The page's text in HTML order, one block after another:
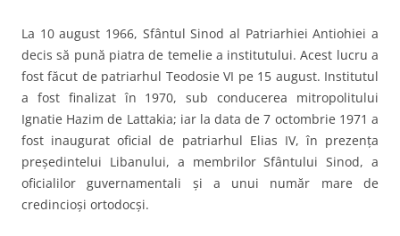
La 10 august 1966, Sfântul Sinod al Patriarhiei Antiohiei a
decis să pună piatra de temelie a institutului. Acest lucru a
fost făcut de patriarhul Teodosie VI pe 15 august. Institutul
a fost finalizat în 1970, sub conducerea mitropolitului
Ignatie Hazim de Lattakia; iar la data de 7 octombrie 1971 a
fost inaugurat oficial de patriarhul Elias IV, în prezenţa
preşedintelui Libanului, a membrilor Sfântului Sinod, a
oficialilor guvernamentali şi a unui număr mare de
credincioşi ortodocşi.